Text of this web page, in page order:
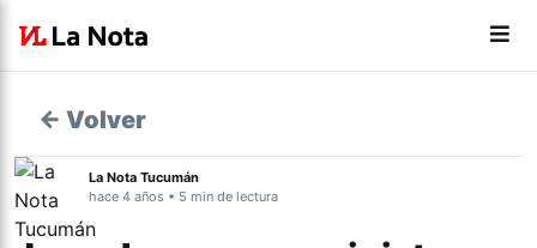
← Volver
La Nota Tucumán
hace 4 años • 5 min de lectura